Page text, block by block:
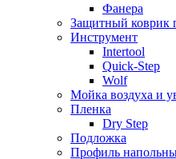
Фанера
Защитный коврик
Инструмент
Intertool
Quick-Step
Wolf
Мойка воздуха и
Пленка
Dry Step
Подложка
Профиль